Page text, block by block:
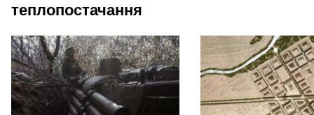
теплопостачання